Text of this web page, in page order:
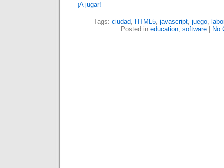
¡A jugar!
Tags: ciudad, HTML5, javascript, juego,
Posted in education, software| No